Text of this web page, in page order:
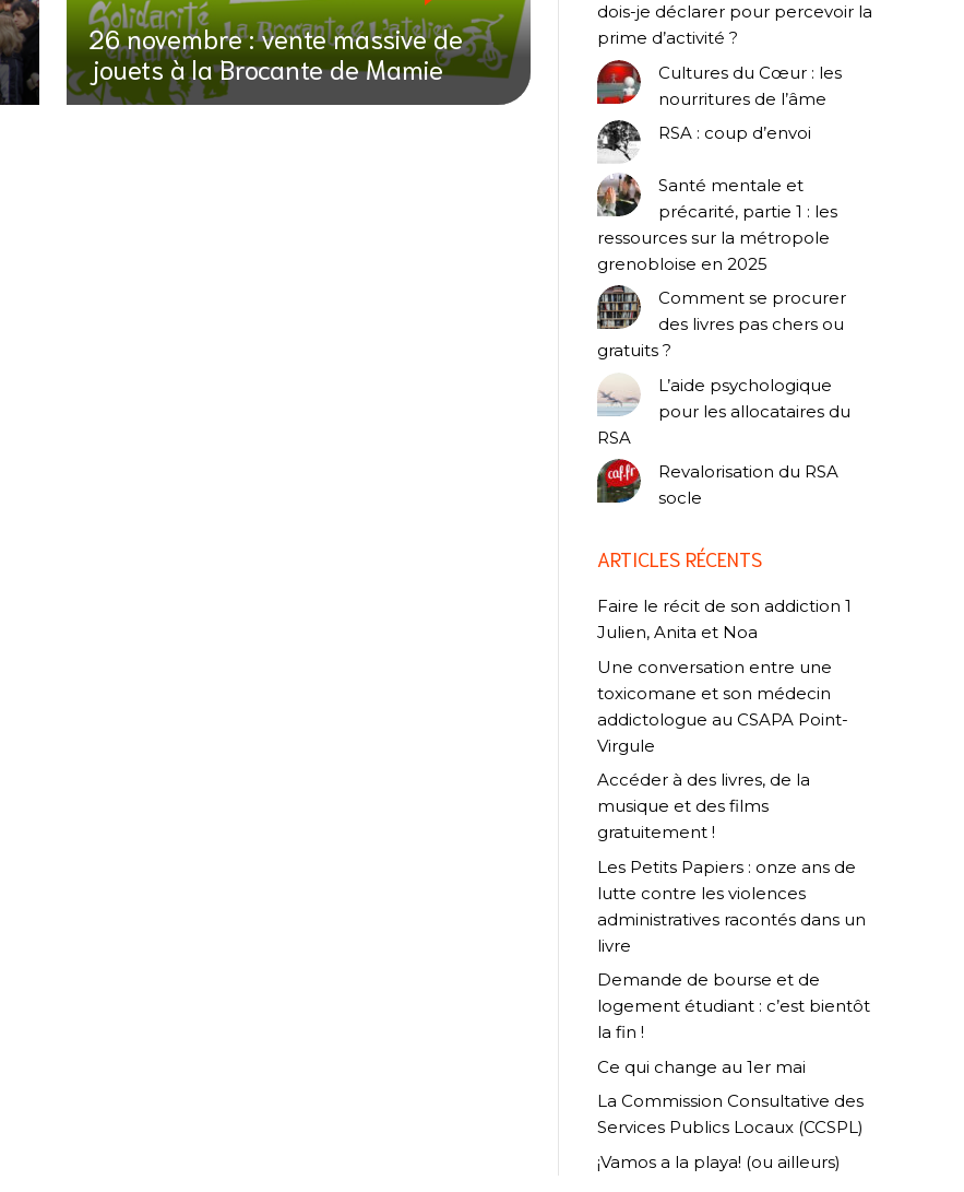
26 novembre : vente massive de
jouets à la Brocante de Mamie
dois-je déclarer pour percevoir la
prime d’activité ?
Cultures du Cœur : les
nourritures de l’âme
RSA : coup d’envoi
Santé mentale et
précarité, partie 1 : les
ressources sur la métropole
grenobloise en 2025
Comment se procurer
des livres pas chers ou
gratuits ?
L’aide psychologique
pour les allocataires du
RSA
Revalorisation du RSA
socle
ARTICLES RÉCENTS
Faire le récit de son addiction 1
Julien, Anita et Noa
Une conversation entre une
toxicomane et son médecin
addictologue au CSAPA Point-
Virgule
Accéder à des livres, de la
musique et des films
gratuitement !
Les Petits Papiers : onze ans de
lutte contre les violences
administratives racontés dans un
livre
Demande de bourse et de
logement étudiant : c’est bientôt
la fin !
Ce qui change au 1er mai
La Commission Consultative des
Services Publics Locaux (CCSPL)
¡Vamos a la playa! (ou ailleurs)